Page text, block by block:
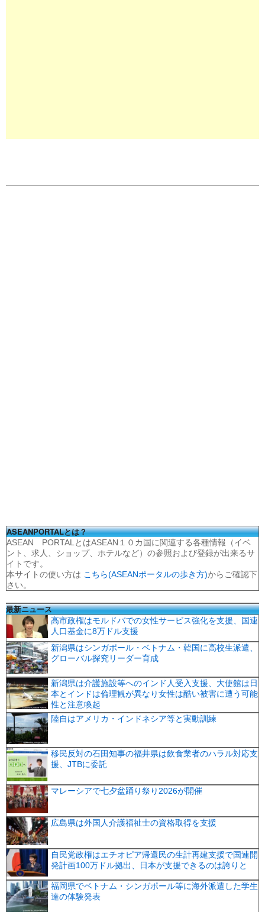
ASEANPORTALとは？
ASEAN PORTALとはASEAN１０カ国に関連する各種情報（イベ
ント、求人、ショップ、ホテルなど）の参照および登録が出来るサ
イトです。
本サイトの使い方は こちら(ASEANポータルの歩き方)からご確認下
さい。
最新ニュース
高市政権はモルドバでの女性サービス強化を支援、国連
人口基金に8万ドル支援
新潟県はシンガポール・ベトナム・韓国に高校生派遣、
グローバル探究リーダー育成
新潟県は介護施設等へのインド人受入支援、大使館は日
本とインドは倫理観が異なり女性は酷い被害に遭う可能
性と注意喚起
陸自はアメリカ・インドネシア等と実動訓練
移民反対の石田知事の福井県は飲食業者のハラル対応支
援、JTBに委託
マレーシアで七夕盆踊り祭り2026が開催
広島県は外国人介護福祉士の資格取得を支援
自民党政権はエチオピア帰還民の生計再建支援で国連開
発計画100万ドル拠出、日本が支援できるのは誇りと
福岡県でベトナム・シンガポール等に海外派遣した学生
達の体験発表